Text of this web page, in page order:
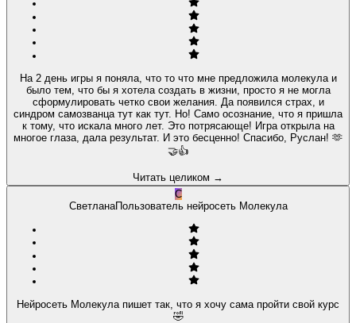
На 2 день игры я поняла, что то что мне предложила молекула и
было тем, что бы я хотела создать в жизни, просто я не могла
сформулировать четко свои желания. Да появился страх, и
синдром самозванца тут как тут. Но! Само осознание, что я пришла
к тому, что искала много лет. Это потрясающе! Игра открыла на
многое глаза, дала результат. И это бесценно! Спасибо, Руслан! 🫶
🤝👍
Читать целиком →
С
СветланаПользователь нейросеть Молекула
Нейросеть Молекула пишет так, что я хочу сама пройти свой курс
🤣